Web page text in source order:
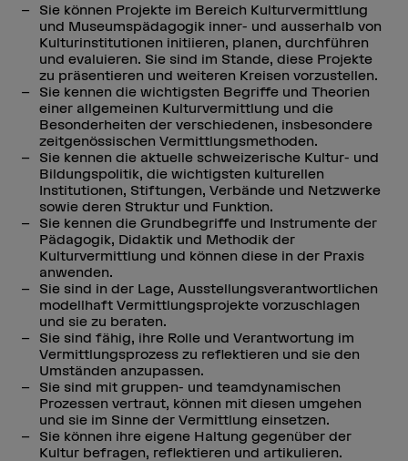
Sie können Projekte im Bereich Kulturvermittlung
und Museumspädagogik inner- und ausserhalb von
Kulturinstitutionen initiieren, planen, durchführen
und evaluieren. Sie sind im Stande, diese Projekte
zu präsentieren und weiteren Kreisen vorzustellen.
Sie kennen die wichtigsten Begriffe und Theorien
einer allgemeinen Kulturvermittlung und die
Besonderheiten der verschiedenen, insbesondere
zeitgenössischen Vermittlungsmethoden.
Sie kennen die aktuelle schweizerische Kultur- und
Bildungspolitik, die wichtigsten kulturellen
Institutionen, Stiftungen, Verbände und Netzwerke
sowie deren Struktur und Funktion.
Sie kennen die Grundbegriffe und Instrumente der
Pädagogik, Didaktik und Methodik der
Kulturvermittlung und können diese in der Praxis
anwenden.
Sie sind in der Lage, Ausstellungsverantwortlichen
modellhaft Vermittlungsprojekte vorzuschlagen
und sie zu beraten.
Sie sind fähig, ihre Rolle und Verantwortung im
Vermittlungsprozess zu reflektieren und sie den
Umständen anzupassen.
Sie sind mit gruppen- und teamdynamischen
Prozessen vertraut, können mit diesen umgehen
und sie im Sinne der Vermittlung einsetzen.
Sie können ihre eigene Haltung gegenüber der
Kultur befragen, reflektieren und artikulieren.